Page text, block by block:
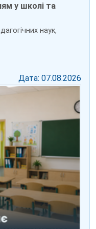
у школі та
наук,
Дата: 07.08.2026